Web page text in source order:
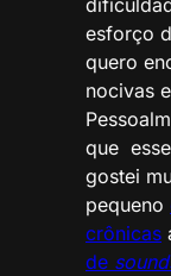
esforço
quero
nocivas
que
gostei
pequeno
crônicas
de